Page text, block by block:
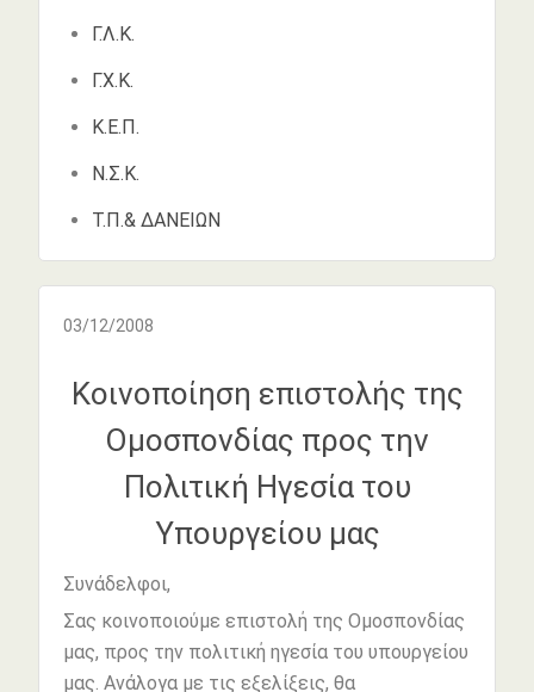
Γ.Λ.Κ.
Γ.Χ.Κ.
Κ.Ε.Π.
Ν.Σ.Κ.
Τ.Π.& ΔΑΝΕΙΩΝ
03/12/2008
Κοινοποίηση επιστολής της
Ομοσπονδίας προς την
Πολιτική Ηγεσία του
Υπουργείου μας
Συνάδελφοι,
Σας κοινοποιούμε επιστολή της Ομοσπονδίας
μας, προς την πολιτική ηγεσία του υπουργείου
μας. Ανάλογα με τις εξελίξεις, θα